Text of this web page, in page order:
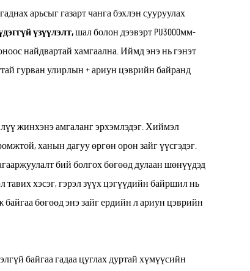
арьсыг газарт чанга бэхлэн сууруулах
үзүүлэлт,шал болон дээвэрт PU3000мм-
найдвартай хамгаална. Иймд энэ нь гэнэт
гурван улирлын + ариун цэврийн байранд
жинхэнэ амгаланг эрхэмлэдэг. Хиймэл
ханын дагуу өргөн орон зайг үүсгэдэг.
бий болгох бөгөөд дулаан шөнүүдэд
хэсэг, гэрэл зүүх цэгүүдийн байршил нь
бөгөөд энэ зайг ердийн л ариун цэврийн
байгаа гадаа цуглах дуртай хүмүүсийн